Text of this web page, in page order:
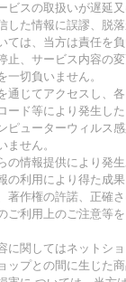
ビスの取扱いが遅延又
した情報に誤謬、脱
ては、当方は責任を負
止、サービス内容の
一切負いません。
通じてアクセスし、
ード等により発生し
ピューターウィルス
ません。
の情報提供により発
の利用により得た成
著作権の許諾、正確
ご利用上のご注意等
に関してはネットシ
ップとの間に生じた